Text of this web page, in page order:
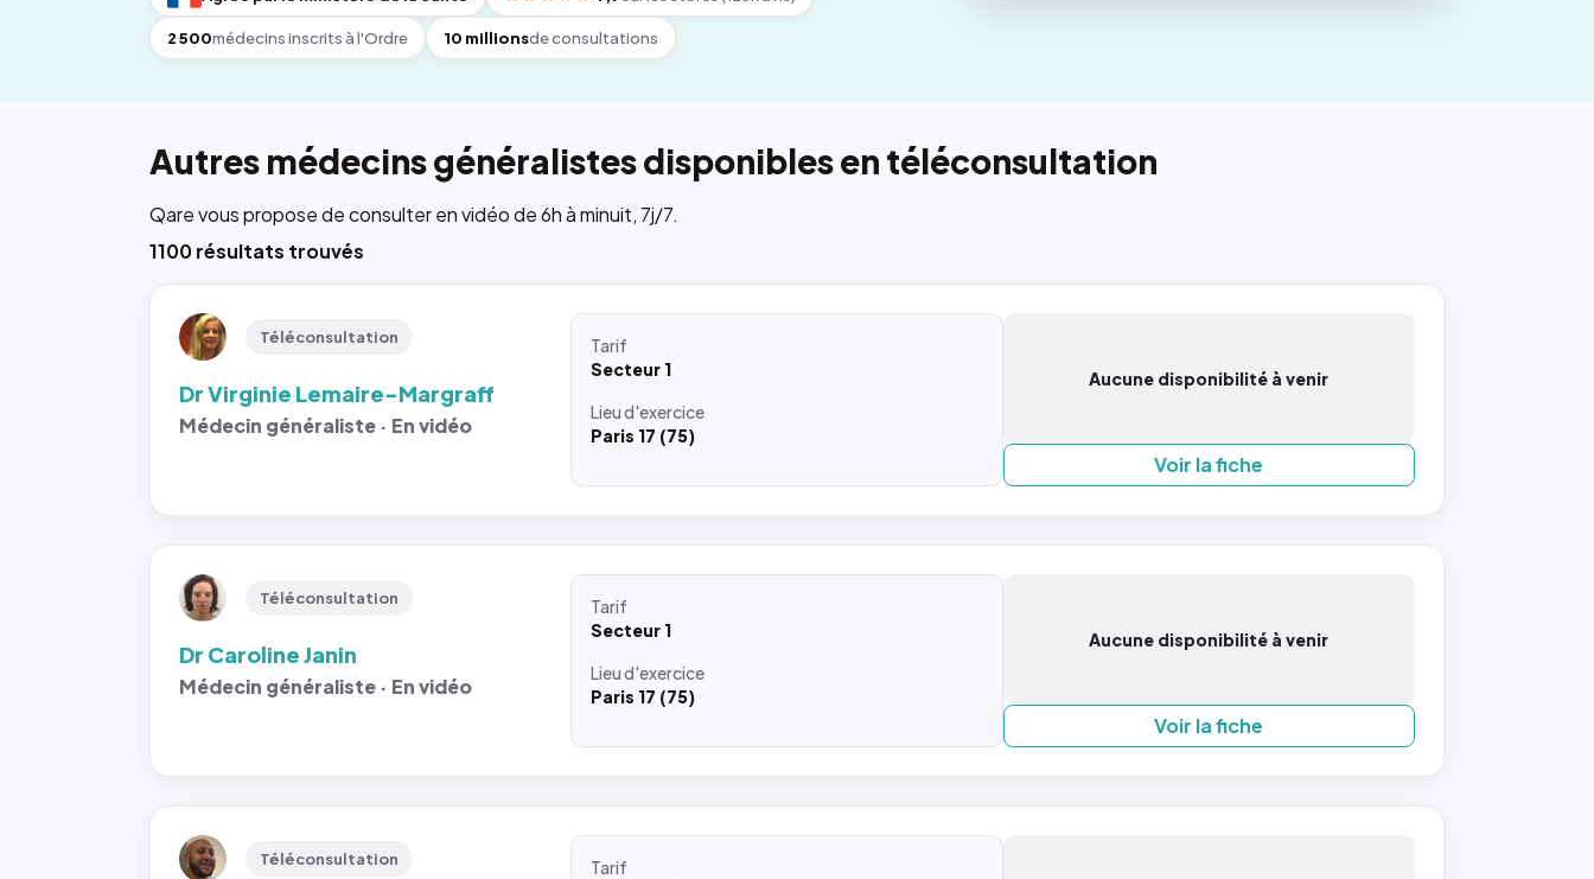
2 500médecins inscrits à l'Ordre 10 millionsde consultations
Autres médecins généralistes disponibles en téléconsultation
Qare vous propose de consulter en vidéo de 6h à minuit, 7j/7.
1100 résultats trouvés
Téléconsultation
Dr Virginie Lemaire-Margraff
Médecin généraliste · En vidéo
Tarif
Secteur 1
Lieud'exercice
Paris 17 (75)
Aucune disponibilité à venir
Voir la fiche
Téléconsultation
Dr Caroline Janin
Médecin généraliste · En vidéo
Tarif
Secteur 1
Lieud'exercice
Paris 17 (75)
Aucune disponibilité à venir
Voir la fiche
Téléconsultation
Tarif